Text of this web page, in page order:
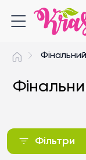
Фільтри